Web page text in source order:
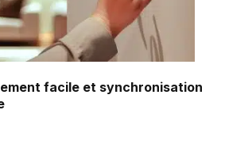
facile et synchronisation